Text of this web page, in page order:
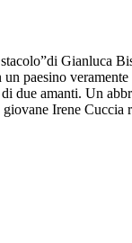
Gianluca
paesino
due amanti. Un
Irene